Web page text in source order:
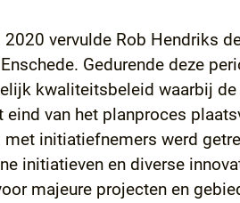
vervulde Rob Hendriks
Gedurende deze
kwaliteitsbeleid waarbij
eind van het planproces
initiatiefnemers werd
initiatieven en diverse
majeure projecten en